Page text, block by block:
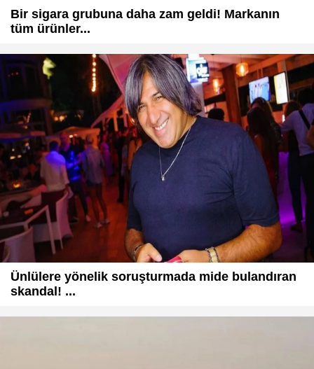
Bir sigara grubuna daha zam geldi! Markanın
tüm ürünler...
Ünlülere yönelik soruşturmada mide bulandıran
skandal! ...